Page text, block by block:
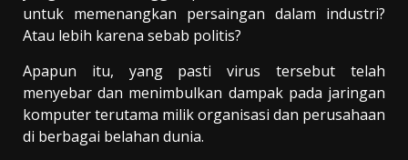
untuk memenangkan persaingan dalam industri?
Atau lebih karena sebab politis?
Apapun itu, yang pasti virus tersebut telah
menyebar dan menimbulkan dampak pada jaringan
komputer terutama milik organisasi dan perusahaan
di berbagai belahan dunia.